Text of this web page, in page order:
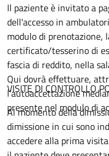
Il paziente è invitato a
dell'accesso in
modulo di prenotazione,
certificato/tesserino di
fascia di reddito, nella
Qui dovrà effettuare,
l'autoaccettazione
presente nel modulo di
VISITE DI CONTROLLO
Al momento della
dimissione in cui sono
accedere alla prima